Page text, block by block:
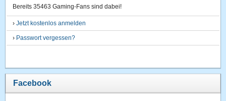
Bereits 35463 Gaming-Fans sind dabei!
›Jetzt kostenlos anmelden
› Passwort vergessen?
Facebook